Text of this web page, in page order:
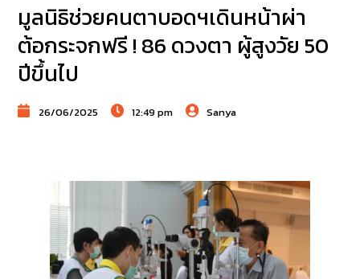
มูลนิธิช่วยคนตาบอดฯเดินหน้าผ่า
ต้อกระจกฟรี ! 86 ดวงตา ผู้สูงวัย 50
ปีขึ้นไป
26/06/2025 12:49 pm Sanya